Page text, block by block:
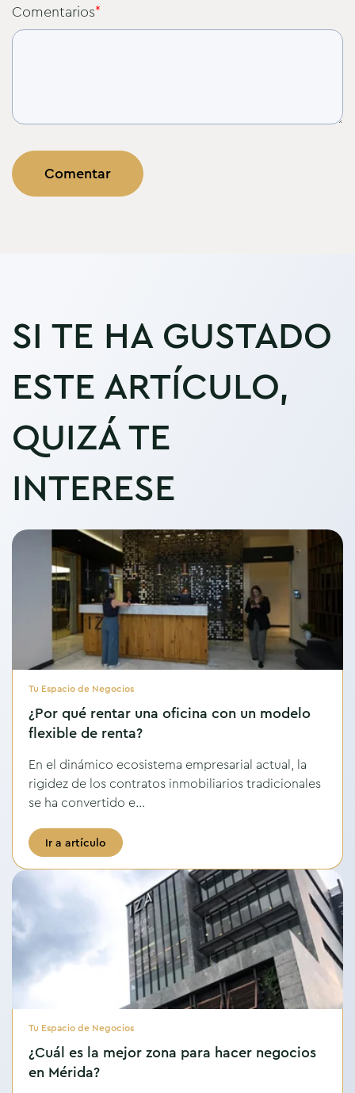
Comentarios*
SI TE HA GUSTADO
ESTE ARTÍCULO,
QUIZÁ TE
INTERESE
Tu Espacio de Negocios
¿Por qué rentar una oficina con un modelo
flexible de renta?
En el dinámico ecosistema empresarial actual, la
rigidez de los contratos inmobiliarios tradicionales
se ha convertido e...
Ir a artículo
Tu Espacio de Negocios
¿Cuál es la mejor zona para hacer negocios
en Mérida?